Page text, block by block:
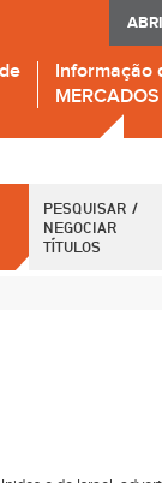
Informação
MERCADOS
PESQUISAR /
NEGOCIAR
TÍTULOS